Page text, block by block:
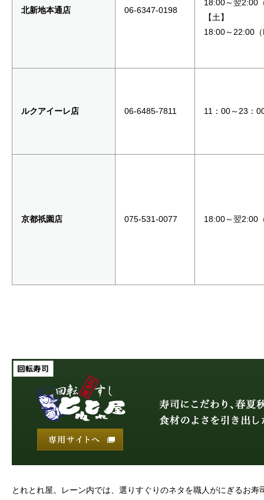
北新地本通店 06-6347-0198
18:00～翌2:00
【土】
18:00～22:00
ルクアイーレ店 06-6485-7811 11：00～23：
京都祇園店 075-531-0077 18:00～翌2:00
とれとれ屋。レーン内では、選りすぐりのネタを職人がにぎるお